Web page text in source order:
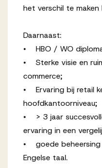
het verschil te maken
Daarnaast:
• HBO / WO
• Sterke visie en
commerce;
• Ervaring bij retail
hoofdkantoorniveau;
• > 3 jaar
ervaring in een
• goede beheersing
Engelse taal.